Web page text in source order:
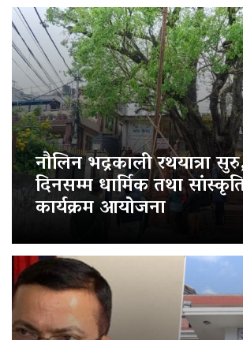
नौलिन भद्रकाली रथयात्रा
दिनसम्म धार्मिक तथा
कार्यक्रम आयोजना